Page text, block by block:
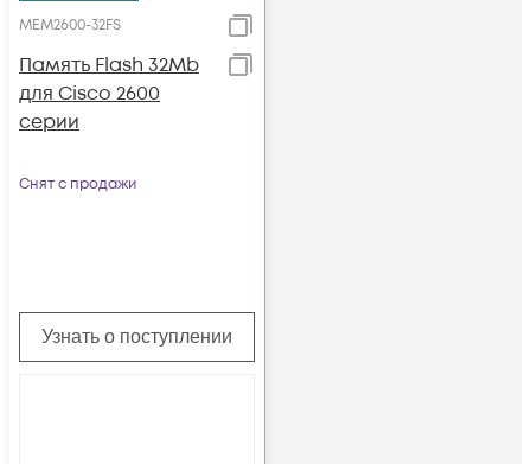
MEM2600-32FS
Память Flash 32Mb
для Cisco 2600
серии
Снят с продажи
Узнать о поступлении